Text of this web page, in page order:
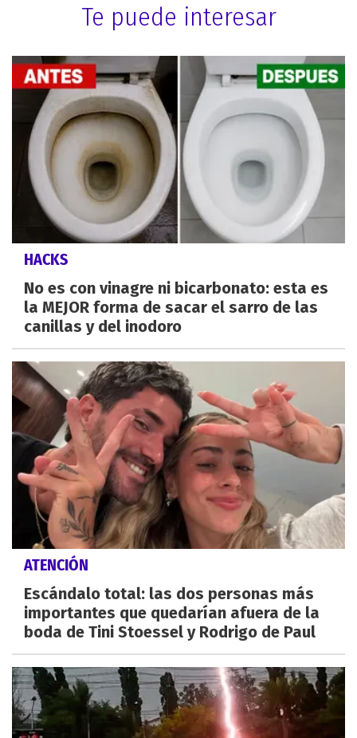
Te puede interesar
HACKS
No es con vinagre ni bicarbonato: esta es
la MEJOR forma de sacar el sarro de las
canillas y del inodoro
ATENCIÓN
Escándalo total: las dos personas más
importantes que quedarían afuera de la
boda de Tini Stoessel y Rodrigo de Paul